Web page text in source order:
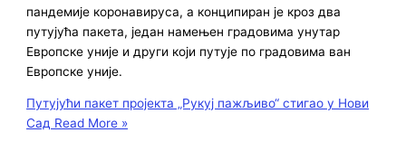
пандемије коронавируса, а конципиран је кроз два
путујућа пакета, један намењен градовима унутар
Европске уније и други који путује по градовима ван
Европске уније.
Путујући пакет пројекта „Рукуј пажљиво“ стигао у Нови
Сад Read More »